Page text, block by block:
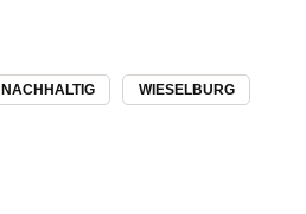
NACHHALTIG WIESELBURG